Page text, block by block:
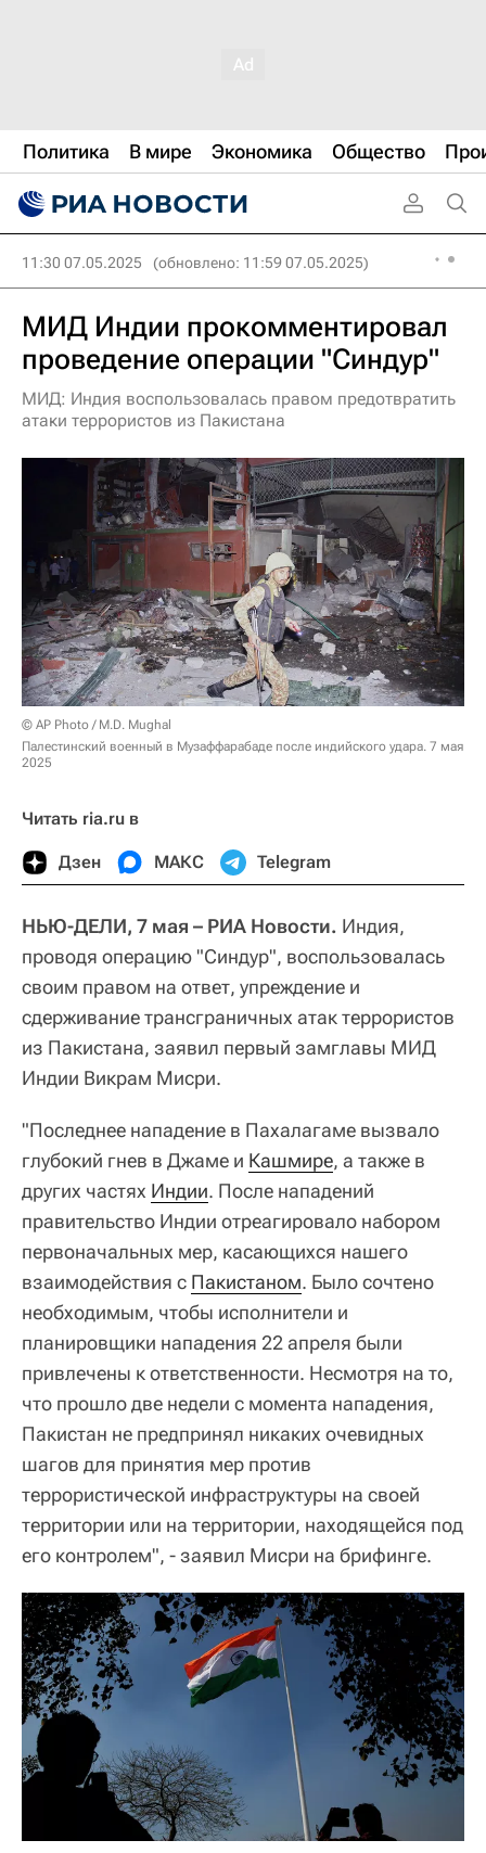
Политика В мире Экономика Общество
11:30 07.05.2025 (обновлено: 11:59 07.05.2025)
МИД Индии прокомментировал
проведение операции "Синдур"
МИД: Индия воспользовалась правом предотвратить
атаки террористов из Пакистана
© AP Photo / M.D. Mughal
Палестинский военный в Музаффарабаде после индийского удара. 7 мая
2025
Читать ria.ru в
Дзен МАКС Telegram
НЬЮ-ДЕЛИ, 7 мая – РИА Новости. Индия,
проводя операцию "Синдур", воспользовалась
своим правом на ответ, упреждение и
сдерживание трансграничных атак террористов
из Пакистана, заявил первый замглавы МИД
Индии Викрам Мисри.
"Последнее нападение в Пахалагаме вызвало
глубокий гнев в Джаме и Кашмире, а также в
других частях Индии. После нападений
правительство Индии отреагировало набором
первоначальных мер, касающихся нашего
взаимодействия с Пакистаном. Было сочтено
необходимым, чтобы исполнители и
планировщики нападения 22 апреля были
привлечены к ответственности. Несмотря на то,
что прошло две недели с момента нападения,
Пакистан не предпринял никаких очевидных
шагов для принятия мер против
террористической инфраструктуры на своей
территории или на территории, находящейся под
его контролем", - заявил Мисри на брифинге.